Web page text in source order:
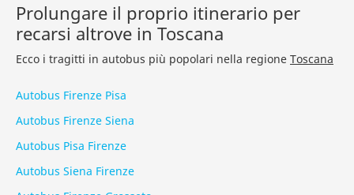
Prolungare il proprio itinerario per
recarsi altrove in Toscana
Ecco i tragitti in autobus più popolari nella regione Toscana
Autobus Firenze Pisa
Autobus Firenze Siena
Autobus Pisa Firenze
Autobus Siena Firenze